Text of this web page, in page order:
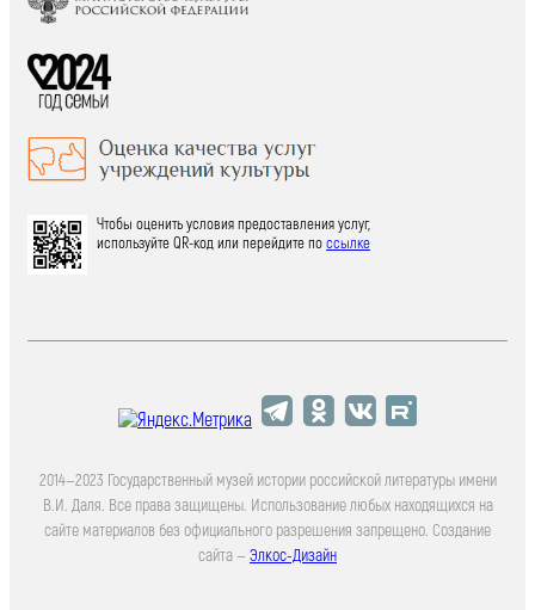
Чтобы оценить условия предоставления услуг,
используйте QR-код или перейдите поссылке
2014—2023 Государственный музей истории российской литературы имени
В.И. Даля. Все права защищены. Использование любых находящихся на
сайте материалов без официального разрешения запрещено. Создание
сайта — Элкос-Дизайн